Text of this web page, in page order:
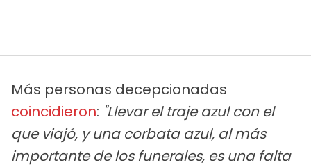
Más personas decepcionadas
coincidieron: "Llevar el traje azul con el
que viajó, y una corbata azul, al más
importante de los funerales, es una falta